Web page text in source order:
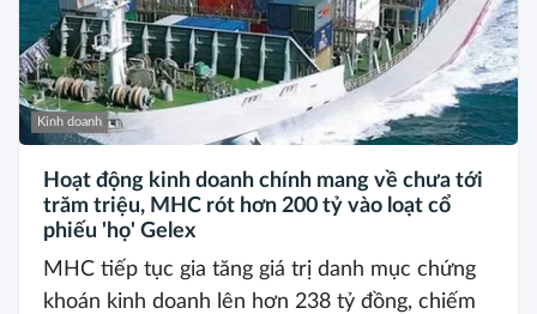
Kinh doanh
Hoạt động kinh doanh chính mang về chưa tới
trăm triệu, MHC rót hơn 200 tỷ vào loạt cổ
phiếu 'họ' Gelex
MHC tiếp tục gia tăng giá trị danh mục chứng
khoán kinh doanh lên hơn 238 tỷ đồng, chiếm